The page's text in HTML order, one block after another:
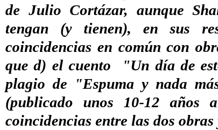
de Julio Cortázar, aunque
tengan (y tienen), en sus
coincidencias en común con
que d) el cuento "Un día de
plagio de "Espuma y nada
(publicado unos 10-12 años
coincidencias entre las dos